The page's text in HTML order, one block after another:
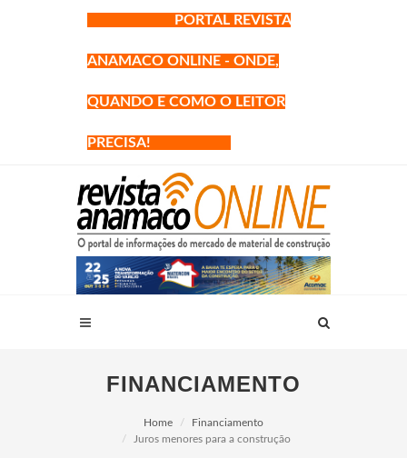
PORTAL REVISTA
ANAMACO ONLINE - ONDE,
QUANDO E COMO O LEITOR
PRECISA!
FINANCIAMENTO
Home
Financiamento
Juros menores para a construção